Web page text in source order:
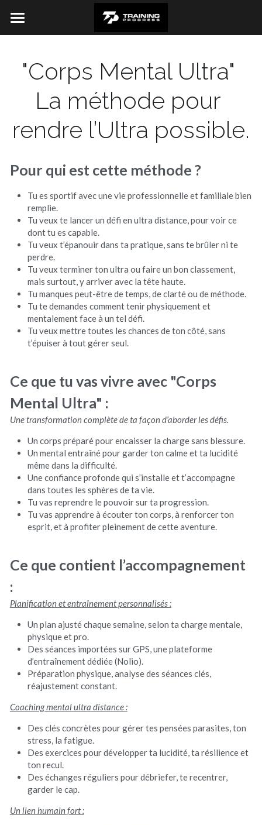
Accueil
Mon parcours
Blog
"Corps Mental Ultra"
La méthode pour
rendre l’Ultra possible.
Pour qui est cette méthode ?
Tu es sportif avec une vie professionnelle et familiale bien
remplie.
Tu veux te lancer un défi en ultra distance, pour voir ce
dont tu es capable.
Tu veux t’épanouir dans ta pratique, sans te brûler ni te
perdre.
Tu veux terminer ton ultra ou faire un bon classement,
mais surtout, y arriver avec la tête haute.
Tu manques peut-être de temps, de clarté ou de méthode.
Tu te demandes comment tenir physiquement et
mentalement face à un tel défi.
Tu veux mettre toutes les chances de ton côté, sans
t’épuiser à tout gérer seul.
Ce que tu vas vivre avec "Corps
Mental Ultra" :
Une transformation complète de ta façon d’aborder les défis.
Un corps préparé pour encaisser la charge sans blessure.
Un mental entraîné pour garder ton calme et ta lucidité
même dans la difficulté.
Une confiance profondequi s’installe et t’accompagne
dans toutes les sphères de ta vie.
Tu vas reprendre le pouvoir sur ta progression.
Tu vas apprendre à écouter ton corps, à renforcer ton
esprit, et à profiter pleinement de cette aventure.
Ce que contient l’accompagnement
:
Planification et entraînement personnalisés :
Un plan ajusté chaque semaine, selon ta charge mentale,
physique et pro.
Des séances importées sur GPS, une plateforme
d’entraînement dédiée (Nolio).
Préparation physique, analyse des séances clés,
réajustement constant.
Coaching mental ultra distance :
Des clés concrètes pour gérer tes pensées parasites, ton
stress, la fatigue.
Des exercices pour développer ta lucidité, ta résilience et
ton recul.
Des échanges réguliers pour débriefer, te recentrer,
garder le cap.
Un lien humain fort :
LES CATÉGORIES DE LA BOUTIQUE
Toutes les catégories
CATÉGORIES DE BLOG
Toutes les catégories